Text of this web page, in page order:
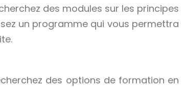
des modules sur les principes
un programme qui vous permettra
des options de formation en